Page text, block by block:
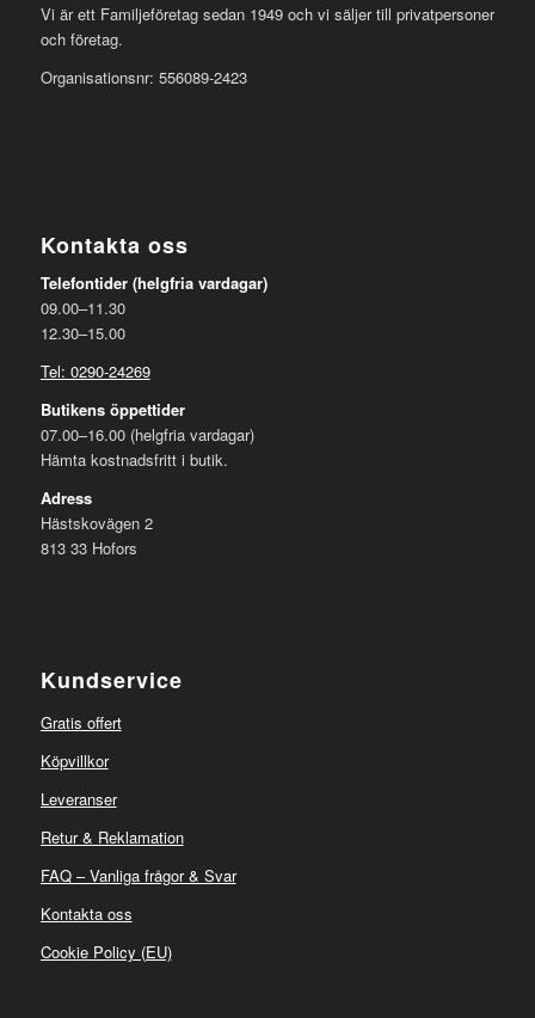
Vi är ett Familjeföretag sedan 1949 och vi säljer till privatpersoner
och företag.
Organisationsnr: 556089-2423
Kontakta oss
Telefontider (helgfria vardagar)
09.00–11.30
12.30–15.00
Tel: 0290-24269
Butikens öppettider
07.00–16.00 (helgfria vardagar)
Hämta kostnadsfritt i butik.
Adress
Hästskovägen 2
813 33 Hofors
Kundservice
Gratis offert
Köpvillkor
Leveranser
Retur & Reklamation
FAQ – Vanliga frågor & Svar
Kontakta oss
Cookie Policy (EU)